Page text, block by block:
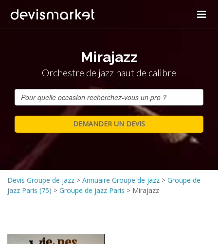
Mirajazz
Orchestre de jazz haut de calibre
Devis Groupe de jazz > Annuaire Groupe de jazz > Groupe de
jazz Paris (75) > Groupe de jazz Paris > Mirajazz